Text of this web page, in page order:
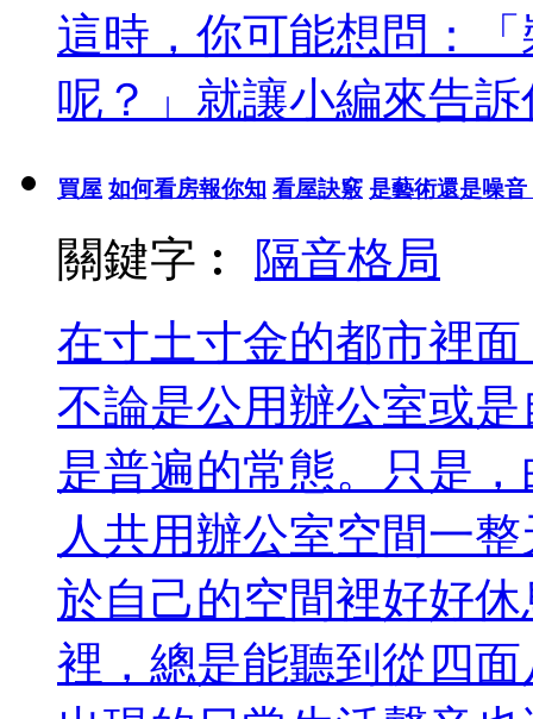
這時，你可能想問：
呢？」就讓小編來告
買屋 如何看房報你知 看屋訣竅 是藝術還是噪
關鍵字︰ 隔音格局
在寸土寸金的都市裡
不論是公用辦公室或
是普遍的常態。只是
人共用辦公室空間一
於自己的空間裡好好
裡，總是能聽到從四